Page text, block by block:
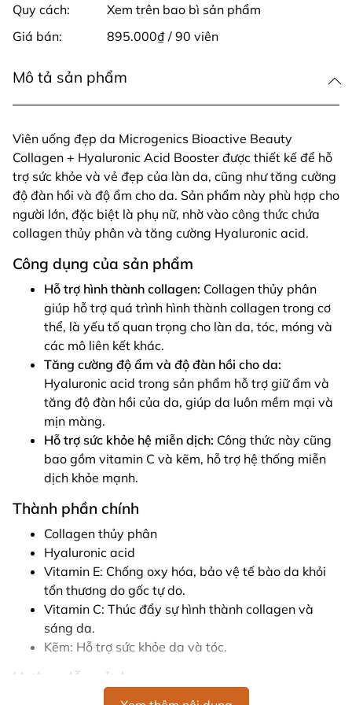
Quy cách:
Xem trên bao bì sản phẩm
Giá bán:
895.000₫ / 90 viên
Mô tả sản phẩm
Viên uống đẹp da Microgenics Bioactive Beauty
Collagen + Hyaluronic Acid Booster được thiết kế để hỗ
trợ sức khỏe và vẻ đẹp của làn da, cũng như tăng cường
độ đàn hồi và độ ẩm cho da. Sản phẩm này phù hợp cho
người lớn, đặc biệt là phụ nữ, nhờ vào công thức chứa
collagen thủy phân và tăng cường Hyaluronic acid.
Công dụng của sản phẩm
Hỗ trợ hình thành collagen: Collagen thủy phân
giúp hỗ trợ quá trình hình thành collagen trong cơ
thể, là yếu tố quan trọng cho làn da, tóc, móng và
các mô liên kết khác.
Tăng cường độ ẩm và độ đàn hồi cho da:
Hyaluronic acid trong sản phẩm hỗ trợ giữ ẩm và
tăng độ đàn hồi của da, giúp da luôn mềm mại và
mịn màng.
Hỗ trợ sức khỏe hệ miễn dịch: Công thức này cũng
bao gồm vitamin C và kẽm, hỗ trợ hệ thống miễn
dịch khỏe mạnh.
Thành phần chính
Collagen thủy phân
Hyaluronic acid
Vitamin E: Chống oxy hóa, bảo vệ tế bào da khỏi
tổn thương do gốc tự do.
Vitamin C: Thúc đẩy sự hình thành collagen và
sáng da.
Kẽm: Hỗ trợ sức khỏe da và tóc.
Hướng dẫn sử dụng